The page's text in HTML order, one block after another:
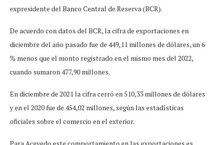
expresidente del Banco Central de Reserva (BCR).
De acuerdo con datos del BCR, la cifra de exportaciones en
diciembre del año pasado fue de 449,11 millones de dólares, un 6
% menos que el monto registrado en el mismo mes del 2022,
cuando sumaron 477,90 millones.
En diciembre de 2021 la cifra cerró en 510,33 millones de dólares
y en el 2020 fue de 454,02 millones, según las estadísticas
oficiales sobre el comercio en el exterior.